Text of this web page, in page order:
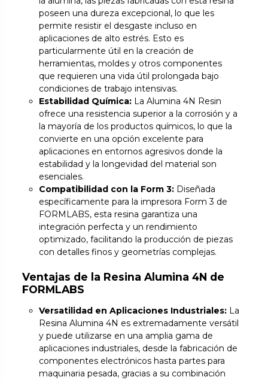
poseen una dureza excepcional, lo que les
permite resistir el desgaste incluso en
aplicaciones de alto estrés. Esto es
particularmente útil en la creación de
herramientas, moldes y otros componentes
que requieren una vida útil prolongada bajo
condiciones de trabajo intensivas.
Estabilidad Química: La Alumina 4N Resin
ofrece una resistencia superior a la corrosión y a
la mayoría de los productos químicos, lo que la
convierte en una opción excelente para
aplicaciones en entornos agresivos donde la
estabilidad y la longevidad del material son
esenciales.
Compatibilidad con la Form 3: Diseñada
específicamente para la impresora Form 3 de
FORMLABS, esta resina garantiza una
integración perfecta y un rendimiento
optimizado, facilitando la producción de piezas
con detalles finos y geometrías complejas.
Ventajas de la Resina Alumina 4N de
FORMLABS
Versatilidad en Aplicaciones Industriales: La
Resina Alumina 4N es extremadamente versátil
y puede utilizarse en una amplia gama de
aplicaciones industriales, desde la fabricación de
componentes electrónicos hasta partes para
maquinaria pesada, gracias a su combinación